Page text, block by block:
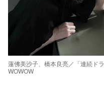
蓮佛美沙子、橋本良亮／「連続ド
WOWOW